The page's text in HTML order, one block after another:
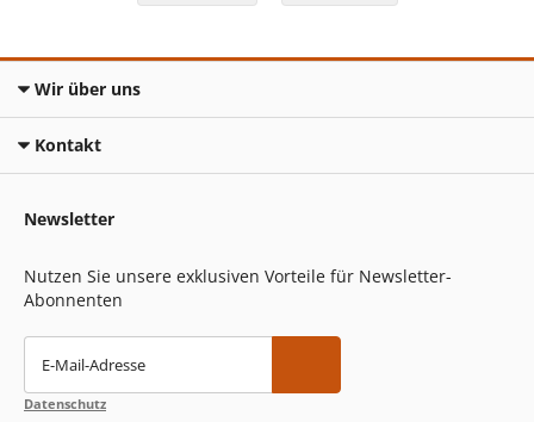
Wir über uns
Kontakt
Newsletter
Nutzen Sie unsere exklusiven Vorteile für Newsletter-
Abonnenten
E-Mail-Adresse
Datenschutz